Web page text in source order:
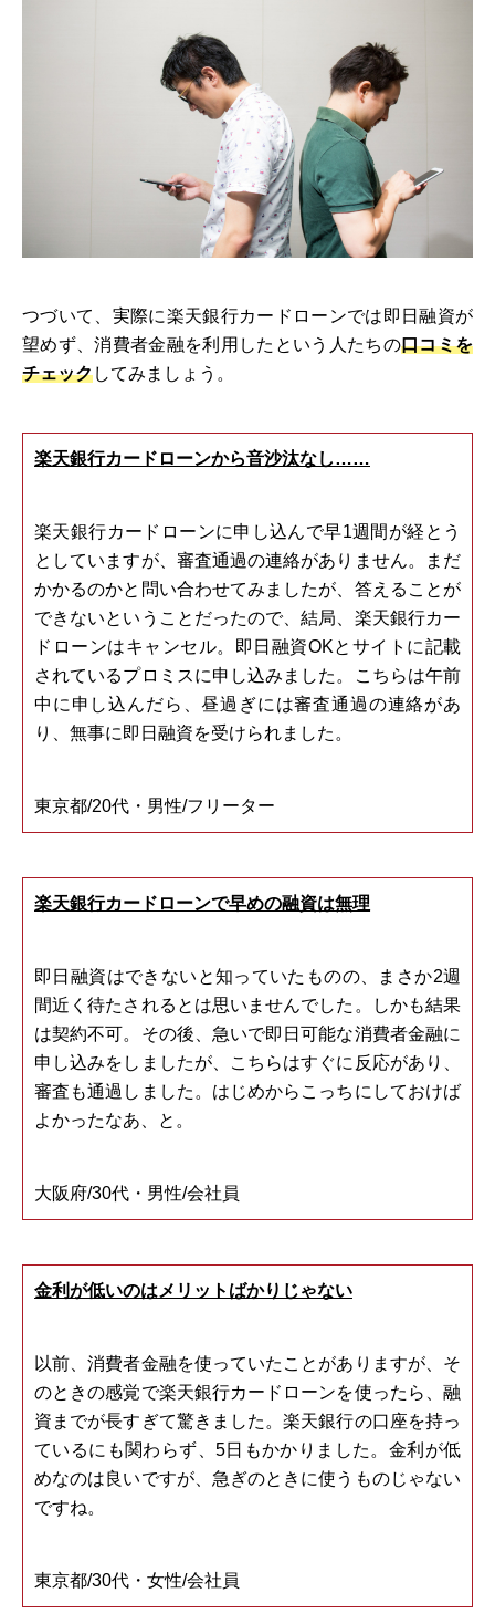
つづいて、実際に楽天銀行カードローンでは即日融資が
望めず、消費者金融を利用したという人たちの口コミを
チェックしてみましょう。
楽天銀行カードローンから音沙汰なし……
楽天銀行カードローンに申し込んで早1週間が経とう
としていますが、審査通過の連絡がありません。まだ
かかるのかと問い合わせてみましたが、答えることが
できないということだったので、結局、楽天銀行カー
ドローンはキャンセル。即日融資OKとサイトに記載
されているプロミスに申し込みました。こちらは午前
中に申し込んだら、昼過ぎには審査通過の連絡があ
り、無事に即日融資を受けられました。
東京都/20代・男性/フリーター
楽天銀行カードローンで早めの融資は無理
即日融資はできないと知っていたものの、まさか2週
間近く待たされるとは思いませんでした。しかも結果
は契約不可。その後、急いで即日可能な消費者金融に
申し込みをしましたが、こちらはすぐに反応があり、
審査も通過しました。はじめからこっちにしておけば
よかったなあ、と。
大阪府/30代・男性/会社員
金利が低いのはメリットばかりじゃない
以前、消費者金融を使っていたことがありますが、そ
のときの感覚で楽天銀行カードローンを使ったら、融
資までが長すぎて驚きました。楽天銀行の口座を持っ
ているにも関わらず、5日もかかりました。金利が低
めなのは良いですが、急ぎのときに使うものじゃない
ですね。
東京都/30代・女性/会社員